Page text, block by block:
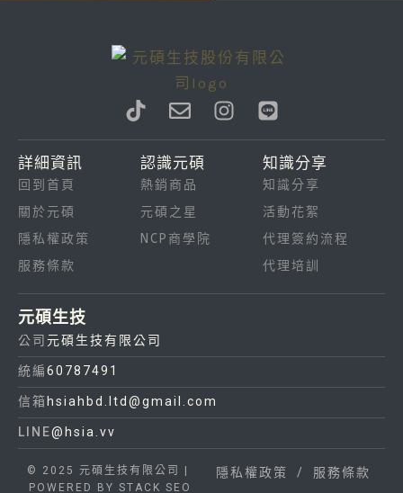
T
i
k
t
o
k
E
n
v
e
l
o
p
I
n
s
L
i
n
e
詳細資訊
回到首頁
關於元碩
隱私權政策
服務條款
認識元碩
熱銷商品
元碩之星
NCP商學院
知識分享
知識分享
活動花絮
代理簽約流程
代理培訓
元碩生技
公司 元碩生技有限公司
統編60787491
信箱 hsiahbd.ltd@gmail.com
LINE@hsia.vv
© 2025 元碩生技有限公司 |
POWERED BY STACK SEO
隱私權政策 / 服務條款